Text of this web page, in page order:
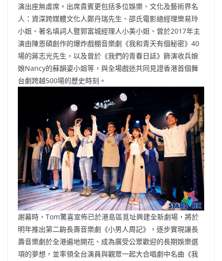
演出座無虛席。出席貴賓更包括多位娛樂、文化及藝術界名
人：資深跨媒體文化人鄭丹瑞先生、邵氏電影總經理樂易玲
小姐、著名填詞人暨郭富城經理人小美小姐、曾於2017年主
演由陳恩碩創作的爆炸戲棚音樂劇《我和青天有個秘密》40
場的蔣志光先生，以及曾於《我們的青春日誌》飾演收兵娘
娘Nancy的蘇韻姿小姐等，與全場戲迷共同見證香港首個舞
台劇跨越500場的歷史時刻。
謝幕時，Tom驚喜宣佈已於港島區覓址興建全新劇場，將於
明年推出第二齣長壽音樂劇《小男人周記》，逐步實現讓長
壽音樂劇於全港遍地開花、成為廣受公眾歡迎的長期娛樂選
項的夢想，並率領全台演員與觀眾一起大合唱劇中名曲《我